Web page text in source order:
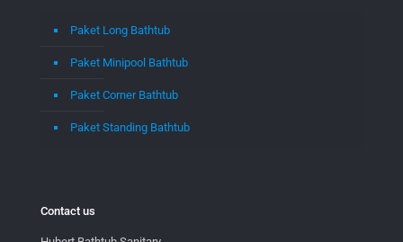
Paket Long Bathtub
Paket Minipool Bathtub
Paket Corner Bathtub
Paket Standing Bathtub
Contact us